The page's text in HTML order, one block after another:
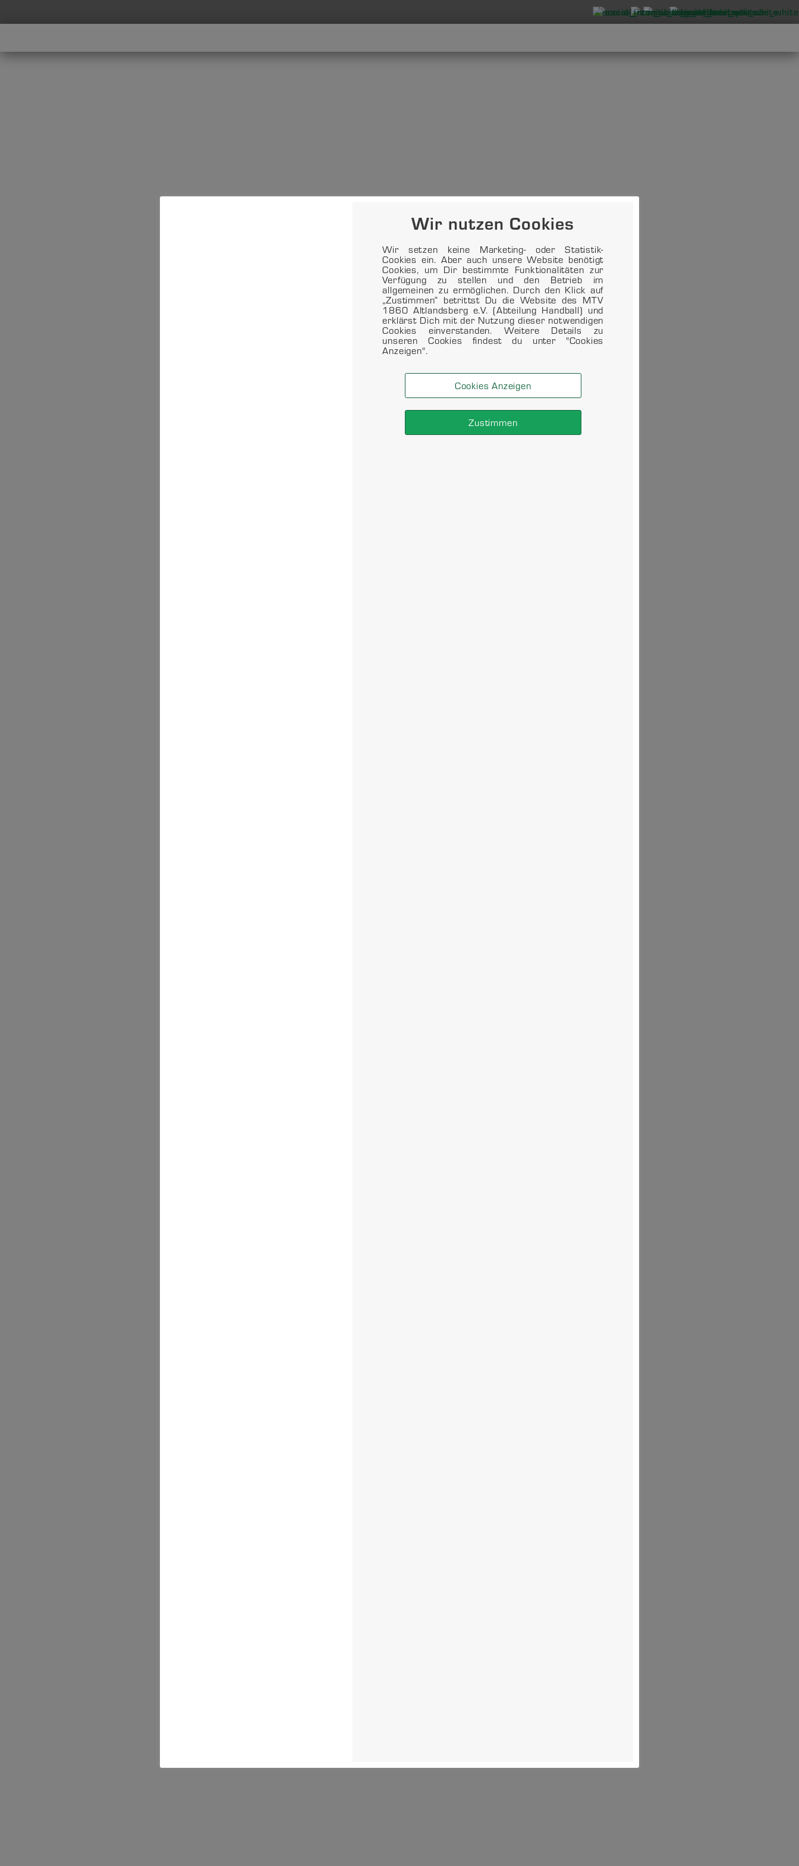
Wir nutzen Cookies
Wir setzen keine Marketing- oder Statistik-
Cookies ein. Aber auch unsere Website benötigt
Cookies, um Dir bestimmte Funktionalitäten zur
Verfügung zu stellen und den Betrieb im
allgemeinen zu ermöglichen. Durch den Klick auf
„Zustimmen“ betrittst Du die Website des MTV
1860 Altlandsberg e.V. (Abteilung Handball) und
erklärst Dich mit der Nutzung dieser notwendigen
Cookies einverstanden. Weitere Details zu
unseren Cookies findest du unter "Cookies
Anzeigen".
Cookies Anzeigen
Zustimmen